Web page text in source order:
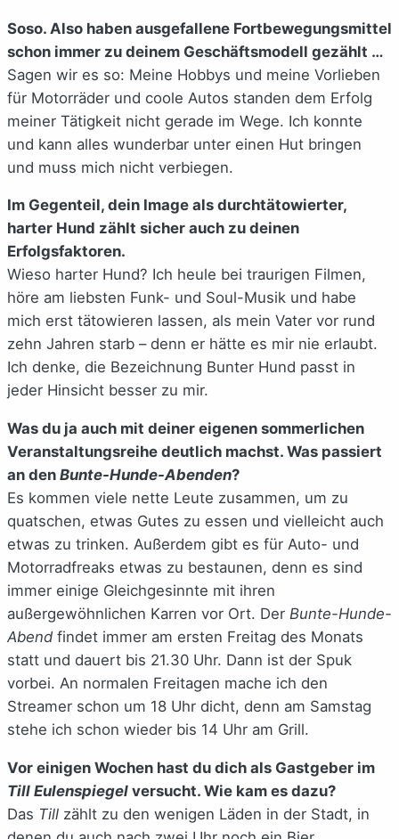
Soso. Also haben ausgefallene Fortbewegungsmittel
schon immer zu deinem Geschäftsmodell gezählt …
Sagen wir es so: Meine Hobbys und meine Vorlieben
für Motorräder und coole Autos standen dem Erfolg
meiner Tätigkeit nicht gerade im Wege. Ich konnte
und kann alles wunderbar unter einen Hut bringen
und muss mich nicht verbiegen.
Im Gegenteil, dein Image als durchtätowierter,
harter Hund zählt sicher auch zu deinen
Erfolgsfaktoren.
Wieso harter Hund? Ich heule bei traurigen Filmen,
höre am liebsten Funk- und Soul-Musik und habe
mich erst tätowieren lassen, als mein Vater vor rund
zehn Jahren starb – denn er hätte es mir nie erlaubt.
Ich denke, die Bezeichnung Bunter Hund passt in
jeder Hinsicht besser zu mir.
Was du ja auch mit deiner eigenen sommerlichen
Veranstaltungsreihe deutlich machst. Was passiert
an den Bunte-Hunde-Abenden?
Es kommen viele nette Leute zusammen, um zu
quatschen, etwas Gutes zu essen und vielleicht auch
etwas zu trinken. Außerdem gibt es für Auto- und
Motorradfreaks etwas zu bestaunen, denn es sind
immer einige Gleichgesinnte mit ihren
außergewöhnlichen Karren vor Ort. Der Bunte-Hunde-
Abend findet immer am ersten Freitag des Monats
statt und dauert bis 21.30 Uhr. Dann ist der Spuk
vorbei. An normalen Freitagen mache ich den
Streamer schon um 18 Uhr dicht, denn am Samstag
stehe ich schon wieder bis 14 Uhr am Grill.
Vor einigen Wochen hast du dich als Gastgeber im
Till Eulenspiegel versucht. Wie kam es dazu?
Das Till zählt zu den wenigen Läden in der Stadt, in